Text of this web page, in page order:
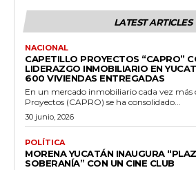
LATEST ARTICLES
NACIONAL
CAPETILLO PROYECTOS “CAPRO”
LIDERAZGO INMOBILIARIO EN
600 VIVIENDAS ENTREGADAS
En un mercado inmobiliario cada vez
Proyectos (CAPRO) se ha consolidado...
30 junio, 2026
POLÍTICA
MORENA YUCATÁN INAUGURA
SOBERANÍA” CON UN CINE CLUB